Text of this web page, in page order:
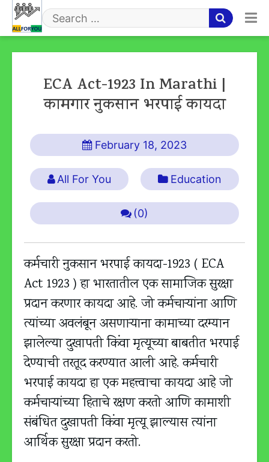
Skip
content
Search
ECA Act-1923 In Marathi |
कामगार नुकसान भरपाई कायदा
February 18, 2023
All For You Education
(0)
कर्मचारी नुकसान भरपाई कायदा-1923 ( ECA
Act 1923 ) हा भारतातील एक सामाजिक सुरक्षा
प्रदान करणार कायदा आहे. जो कर्मचार्‍यांना आणि
त्यांच्या अवलंबून असणाऱ्याना कामाच्या दरम्यान
झालेल्या दुखापती किंवा मृत्यूच्या बाबतीत भरपाई
देण्याची तरतूद करण्यात आली आहे. कर्मचारी
भरपाई कायदा हा एक महत्त्वाचा कायदा आहे जो
कर्मचार्‍यांच्या हिताचे रक्षण करतो आणि कामाशी
संबंधित दुखापती किंवा मृत्यू झाल्यास त्यांना
आर्थिक सुरक्षा प्रदान करतो.